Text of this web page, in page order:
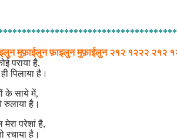
मुफ़ाईलुन फ़ाइलुन मुफ़ाईलुन २१२ १२२२ २१२
पराया है,
पिलाया है।
के साये में,
रुलाया है।
परेशां है,
रचाया है।